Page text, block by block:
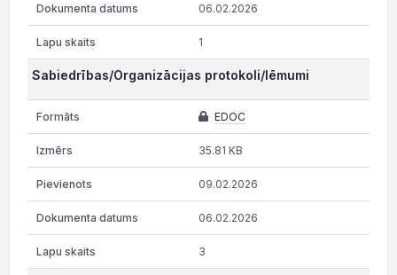
06.02.2026
1
Sabiedrības/Organizācijas protokoli/lēmumi
EDOC
35.81 KB
09.02.2026
06.02.2026
3